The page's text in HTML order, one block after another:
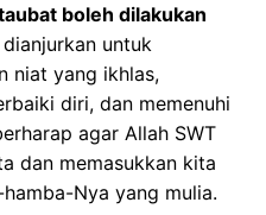
boleh dilakukan
untuk
niat yang ikhlas,
diri, dan memenuhi
agar Allah SWT
dan memasukkan kita
Nya yang mulia.